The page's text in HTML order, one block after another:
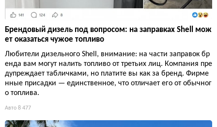
Брендовый дизель под вопросом: на заправках Shell мож
ет оказаться чужое топливо
Любители дизельного Shell, внимание: на части заправок бр
енда вам могут налить топливо от третьих лиц. Компания пре
дупреждает табличками, но платите вы как за бренд. Фирме
нные присадки — единственное, что отличает его от обычног
о топлива.
Авто 8 477